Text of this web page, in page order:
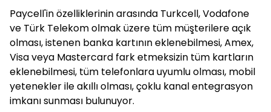
Paycell'in özelliklerinin arasında Turkcell, Vodafone
ve Türk Telekom olmak üzere tüm müşterilere açık
olması, istenen banka kartının eklenebilmesi, Amex,
Visa veya Mastercard fark etmeksizin tüm kartların
eklenebilmesi, tüm telefonlara uyumlu olması, mobil
yetenekler ile akıllı olması, çoklu kanal entegrasyon
imkanı sunması bulunuyor.